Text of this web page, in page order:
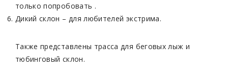
только попробовать .
Дикий склон – для любителей экстрима.
Также представлены трасса для беговых лыж и
тюбинговый склон.